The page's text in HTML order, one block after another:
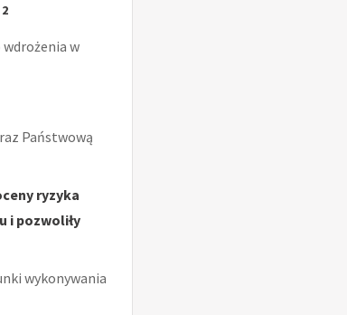
w
Państwową
ryzyka
i pozwoliły
wykonywania